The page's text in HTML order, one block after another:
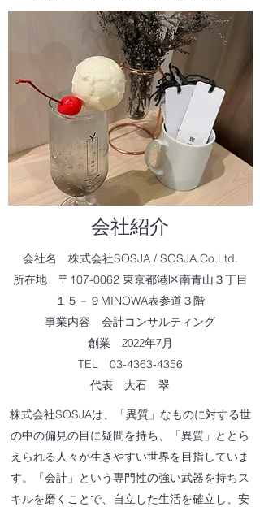
​会社紹介
​会社名 株式会社SOSJA / SOSJA.Co.Ltd.
所在地 〒107-0062 東京都港区南青山３丁目
１５－９MINOWA表参道３階
事業内容 会計コンサルティング
創業 2022年7月
TEL03-4363-4356
​代表 大石 翠
株式会社SOSJAは、「異質」なものに対する世
の中の偏見の目に疑問を持ち、「異質」ととら
えられる人々が生きやすい世界を目指していま
す。「会計」という専門性の強い武器を持ちス
キルを磨くことで、自立した生活を確立し、安